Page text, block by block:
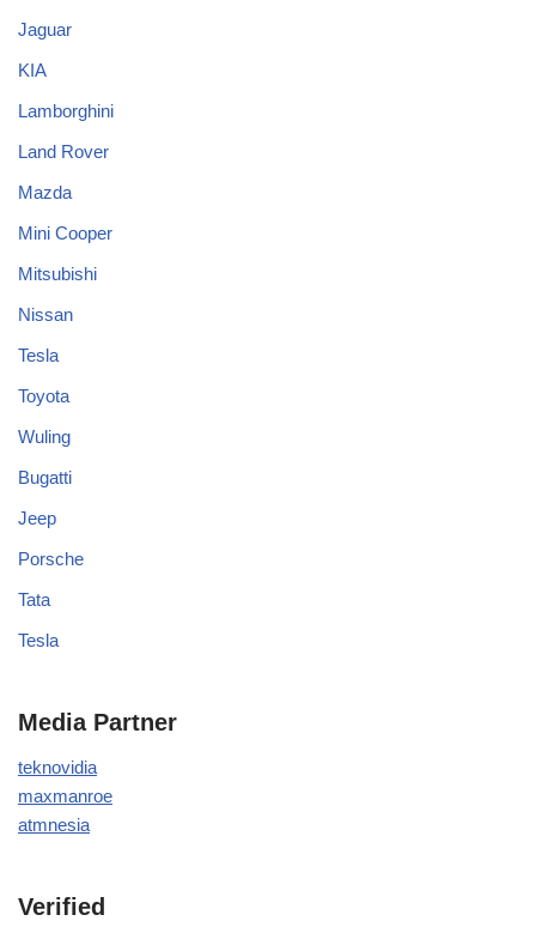
Jaguar
KIA
Lamborghini
Land Rover
Mazda
Mini Cooper
Mitsubishi
Nissan
Tesla
Toyota
Wuling
Bugatti
Jeep
Porsche
Tata
Tesla
Media Partner
teknovidia
maxmanroe
atmnesia
Verified